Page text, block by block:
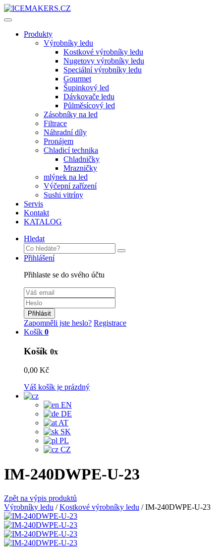
Produkty
Výrobníky ledu
Kostkové výrobníky ledu
Nugetovy výrobníky ledu
Speciální výrobníky ledu
Gourmet
Šupinkový led
Dávkovače ledu
Půlměsícový led
Zásobníky na led
Filtrace
Náhradní díly
Pronájem
Chladicí technika
Chladničky
Mrazničky
mlýnek na led
Výčepní zařízení
Sushi vitríny
Servis
Kontakt
KATALOG
Hledat
Přihlášení
Přihlaste se do svého účtu
Přihlásit
Zapomněli jste heslo? Registrace
Košík 0
Košík 0x
0,00 Kč
Váš košík je prázdný
EN
DE
AT
SK
PL
CZ
IM-240DWPE-U-23
Zpět na výpis produktů
Výrobníky ledu /Kostkové výrobníky ledu /IM-240DWPE-U-23